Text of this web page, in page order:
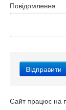
Повідомлення
Сайт працює на